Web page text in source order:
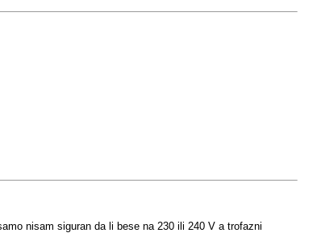
nisam siguran da li bese na 230 ili 240 V a trofazni